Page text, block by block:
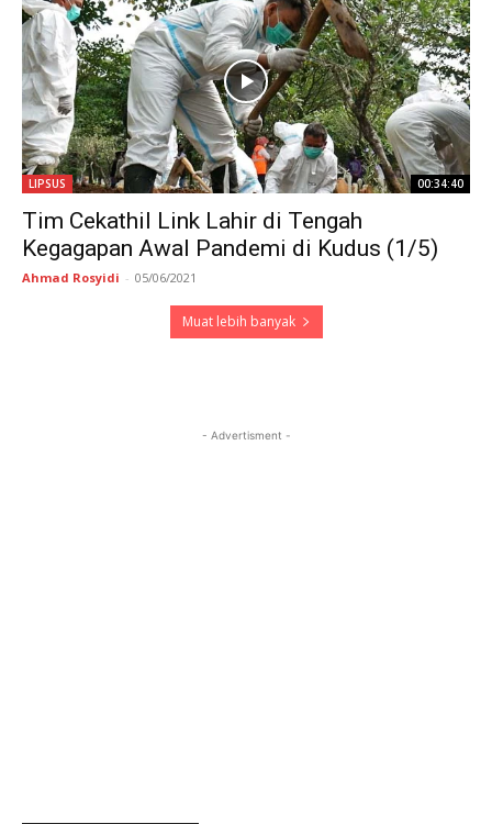
LIPSUS 00:34:40
Tim Cekathil Link Lahir di Tengah
Kegagapan Awal Pandemi di Kudus (1/5)
Ahmad Rosyidi - 05/06/2021
Muat lebih banyak
- Advertisment -